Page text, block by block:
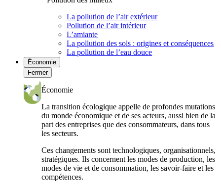
La pollution de l’air extérieur
Pollution de l’air intérieur
L’amiante
La pollution des sols : origines et conséquences
La pollution de l’eau douce
Économie
Fermer
Économie
La transition écologique appelle de profondes mutations
du monde économique et de ses acteurs, aussi bien de la
part des entreprises que des consommateurs, dans tous
les secteurs.
Ces changements sont technologiques, organisationnels,
stratégiques. Ils concernent les modes de production, les
modes de vie et de consommation, les savoir-faire et les
compétences.